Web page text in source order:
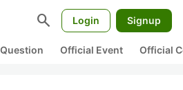
search Login Signup
Question Official Event Official